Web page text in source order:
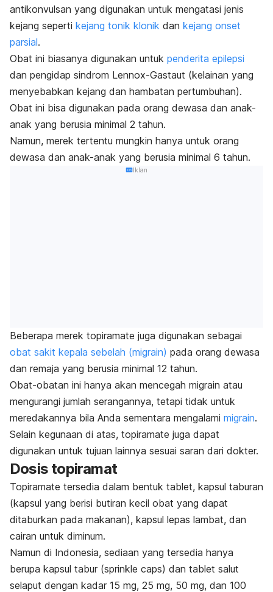
antikonvulsan yang digunakan untuk mengatasi jenis
kejang seperti kejang tonik klonik dan kejang onset
parsial.
Obat ini biasanya digunakan untuk penderita epilepsi
dan pengidap sindrom Lennox-Gastaut (kelainan yang
menyebabkan kejang dan hambatan pertumbuhan).
Obat ini bisa digunakan pada orang dewasa dan anak-
anak yang berusia minimal 2 tahun.
Namun, merek tertentu mungkin hanya untuk orang
dewasa dan anak-anak yang berusia minimal 6 tahun.
Iklan
Beberapa merek topiramate juga digunakan sebagai
obat sakit kepala sebelah (migrain) pada orang dewasa
dan remaja yang berusia minimal 12 tahun.
Obat-obatan ini hanya akan mencegah migrain atau
mengurangi jumlah serangannya, tetapi tidak untuk
meredakannya bila Anda sementara mengalami migrain.
Selain kegunaan di atas, topiramate juga dapat
digunakan untuk tujuan lainnya sesuai saran dari dokter.
Dosis topiramat
Topiramate tersedia dalam bentuk tablet, kapsul taburan
(kapsul yang berisi butiran kecil obat yang dapat
ditaburkan pada makanan), kapsul lepas lambat, dan
cairan untuk diminum.
Namun di Indonesia, sediaan yang tersedia hanya
berupa kapsul tabur (sprinkle caps) dan tablet salut
selaput dengan kadar 15 mg, 25 mg, 50 mg, dan 100